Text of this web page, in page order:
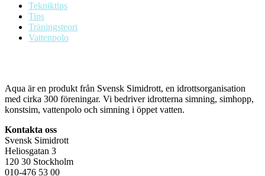
Tekniktips
Tips
Träningsteori
Vattenpolo
Aqua är en produkt från Svensk Simidrott, en idrottsorganisation
med cirka 300 föreningar. Vi bedriver idrotterna simning, simhopp,
konstsim, vattenpolo och simning i öppet vatten.
Kontakta oss
Svensk Simidrott
Heliosgatan 3
120 30 Stockholm
010-476 53 00